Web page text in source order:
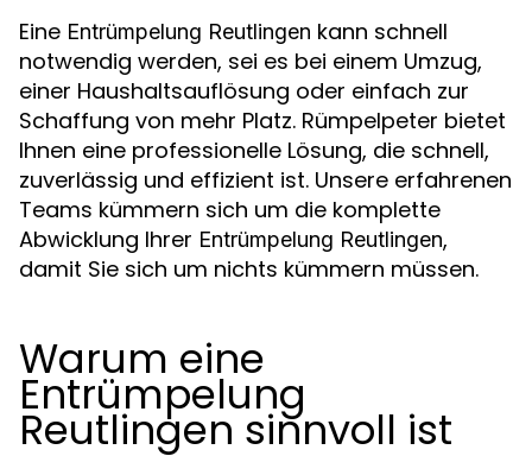
Eine Entrümpelung Reutlingen kann schnell
notwendig werden, sei es bei einem Umzug,
einer Haushaltsauflösung oder einfach zur
Schaffung von mehr Platz. Rümpelpeter bietet
Ihnen eine professionelle Lösung, die schnell,
zuverlässig und effizient ist. Unsere erfahrenen
Teams kümmern sich um die komplette
Abwicklung Ihrer Entrümpelung Reutlingen,
damit Sie sich um nichts kümmern müssen.
Warum eine
Entrümpelung
Reutlingen sinnvoll ist